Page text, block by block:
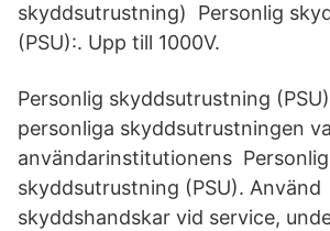
skyddsutrustning) Personlig
(PSU):. Upp till 1000V.
Personlig skyddsutrustning
personliga skyddsutrustningen
användarinstitutionens Personlig
skyddsutrustning (PSU). Använd
skyddshandskar vid service,